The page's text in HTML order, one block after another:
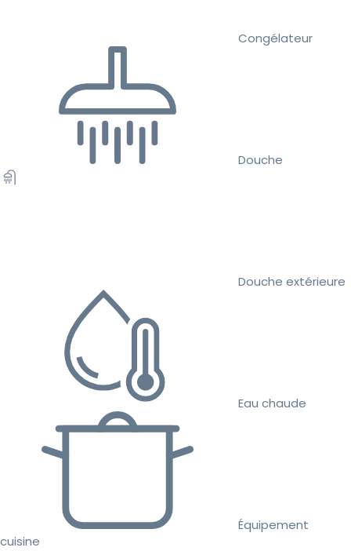
Congélateur
Douche
Douche extérieure
Eau chaude
Équipement
cuisine